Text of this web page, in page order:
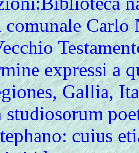
Carlo
expressi a
Gallia,
cuius